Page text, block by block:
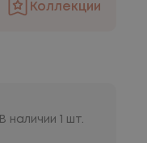
Коллекции
В наличии 1 шт.